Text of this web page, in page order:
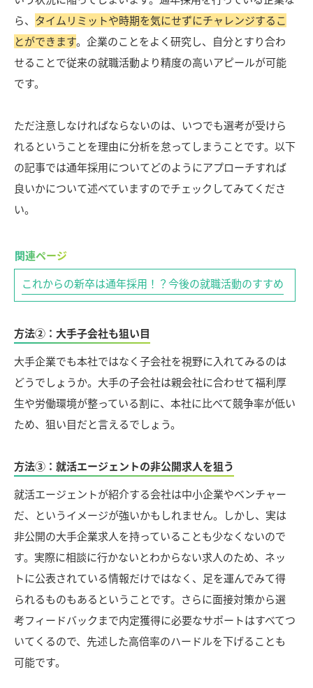
ら、 タイムリミットや時期を気にせずにチャレンジするこ
とができます。企業のことをよく研究し、自分とすり合わ
せることで従来の就職活動より精度の高いアピールが可能
です。
ただ注意しなければならないのは、いつでも選考が受けら
れるということを理由に分析を怠ってしまうことです。以下
の記事では通年採用についてどのようにアプローチすれば
良いかについて述べていますのでチェックしてみてくださ
い。
これからの新卒は通年採用！？今後の就職活動のすすめ
方法②：大手子会社も狙い目
大手企業でも本社ではなく子会社を視野に入れてみるのは
どうでしょうか。大手の子会社は親会社に合わせて福利厚
生や労働環境が整っている割に、本社に比べて競争率が低い
ため、狙い目だと言えるでしょう。
方法③：就活エージェントの非公開求人を狙う
就活エージェントが紹介する会社は中小企業やベンチャー
だ、というイメージが強いかもしれません。しかし、実は
非公開の大手企業求人を持っていることも少なくないので
す。実際に相談に行かないとわからない求人のため、ネッ
トに公表されている情報だけではなく、足を運んでみて得
られるものもあるということです。さらに面接対策から選
考フィードバックまで内定獲得に必要なサポートはすべてつ
いてくるので、先述した高倍率のハードルを下げることも
可能です。